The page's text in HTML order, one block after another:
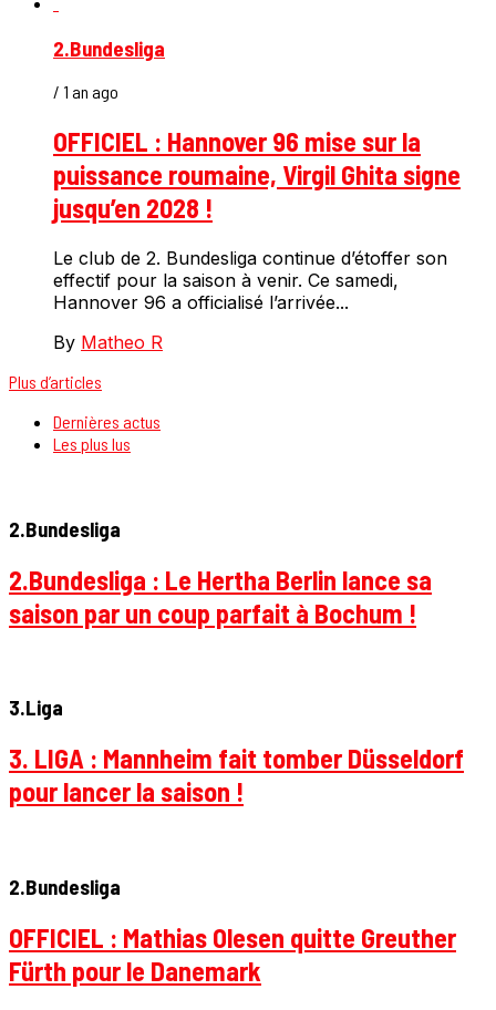
2.Bundesliga
/ 1 an ago
OFFICIEL : Hannover 96 mise sur la
puissance roumaine, Virgil Ghita signe
jusqu’en 2028 !
Le club de 2. Bundesliga continue d’étoffer son
effectif pour la saison à venir. Ce samedi,
Hannover 96 a officialisé l’arrivée...
By Matheo R
Plus d’articles
Dernières actus
Les plus lus
2.Bundesliga
2.Bundesliga : Le Hertha Berlin lance sa
saison par un coup parfait à Bochum !
3.Liga
3. LIGA : Mannheim fait tomber Düsseldorf
pour lancer la saison !
2.Bundesliga
OFFICIEL : Mathias Olesen quitte Greuther
Fürth pour le Danemark